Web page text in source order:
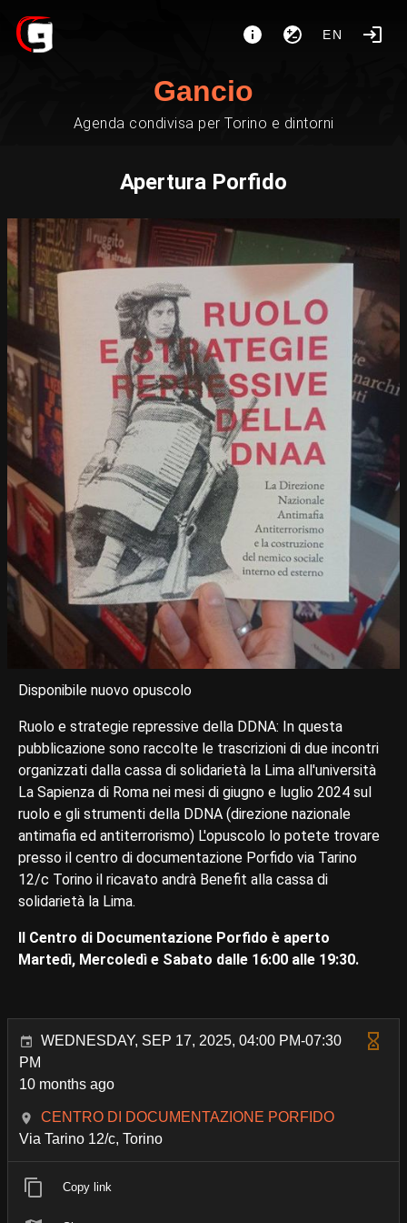
EN
Gancio
Agenda condivisa per Torino e dintorni
Apertura Porfido
Disponibile nuovo opuscolo
Ruolo e strategie repressive della DDNA: In questa
pubblicazione sono raccolte le trascrizioni di due incontri
organizzati dalla cassa di solidarietà la Lima all'università
La Sapienza di Roma nei mesi di giugno e luglio 2024 sul
ruolo e gli strumenti della DDNA (direzione nazionale
antimafia ed antiterrorismo) L'opuscolo lo potete trovare
presso il centro di documentazione Porfido via Tarino
12/c Torino il ricavato andrà Benefit alla cassa di
solidarietà la Lima.
Il Centro di Documentazione Porfido è aperto
Martedì, Mercoledì e Sabato dalle 16:00 alle 19:30.
WEDNESDAY, SEP 17, 2025, 04:00 PM-07:30
PM
10 months ago
CENTRO DI DOCUMENTAZIONE PORFIDO
Via Tarino 12/c, Torino
Copy link